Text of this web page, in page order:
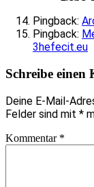
Pingback:
Pingback:
3hefecit.eu
Schreibe einen
Deine E-Mail-
Felder sind mit *
Kommentar *